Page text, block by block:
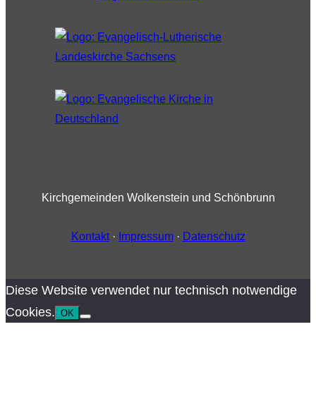
Kirchgemeinden Wolkenstein und Schönbrunn
Kontakt· Impressum· Datenschutz
Diese Website verwendet nur technisch notwendige
Cookies. OK